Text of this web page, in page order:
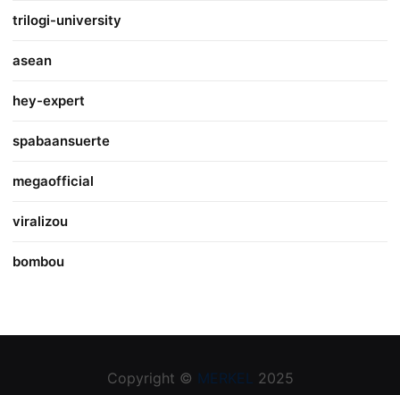
trilogi-university
asean
hey-expert
spabaansuerte
megaofficial
viralizou
bombou
Copyright © MERKEL 2025